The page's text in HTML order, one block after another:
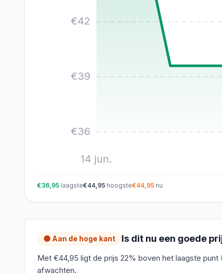
€36
€39
€42
14 jun.
€36,95 laagste€44,95 hoogste€44,95 nu
🟠 Aan de hoge kant Is dit nu een goede
Met €44,95 ligt de prijs 22% boven het laagste
afwachten.